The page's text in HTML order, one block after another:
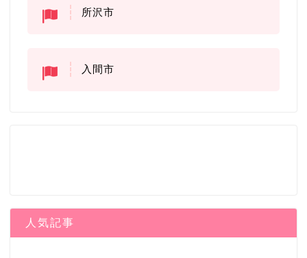
所沢市
入間市
人気記事